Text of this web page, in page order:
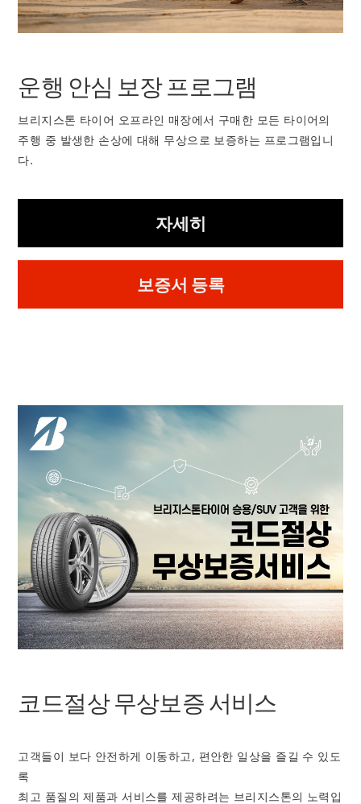
운행 안심 보장 프로그램
브리지스톤 타이어 오프라인 매장에서 구매한 모든 타이어의
주행 중 발생한 손상에 대해 무상으로 보증하는 프로그램입니
다.
자세히
보증서 등록
코드절상 무상보증 서비스
고객들이 보다 안전하게 이동하고, 편안한 일상을 즐길 수 있도
록
최고 품질의 제품과 서비스를 제공하려는 브리지스톤의 노력입